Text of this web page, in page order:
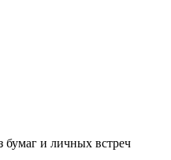
бумаг и личных встреч